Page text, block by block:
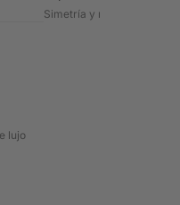
lujo
Simetría y mapeo de formas